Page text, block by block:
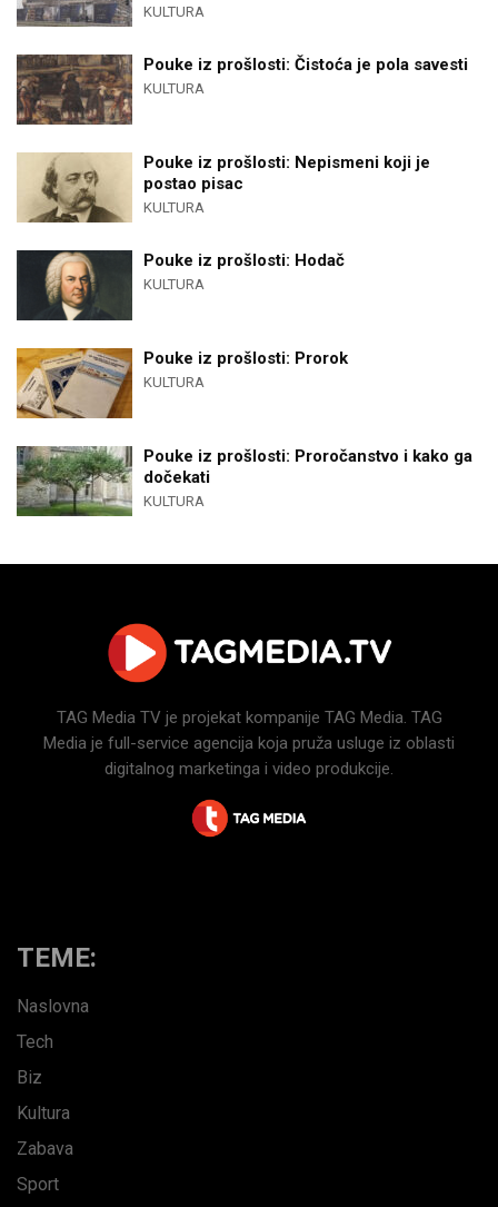
KULTURA
Pouke iz prošlosti: Čistoća je pola savesti
KULTURA
Pouke iz prošlosti: Nepismeni koji je
postao pisac
KULTURA
Pouke iz prošlosti: Hodač
KULTURA
Pouke iz prošlosti: Prorok
KULTURA
Pouke iz prošlosti: Proročanstvo i kako ga
dočekati
KULTURA
TAG Media TV je projekat kompanije TAG Media. TAG
Media je full-service agencija koja pruža usluge iz oblasti
digitalnog marketinga i video produkcije.
TEME:
Naslovna
Tech
Biz
Kultura
Zabava
Sport